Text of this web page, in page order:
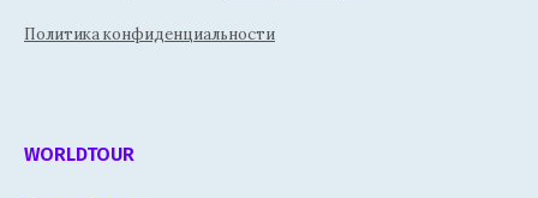
Политика конфиденциальности
WORLDTOUR